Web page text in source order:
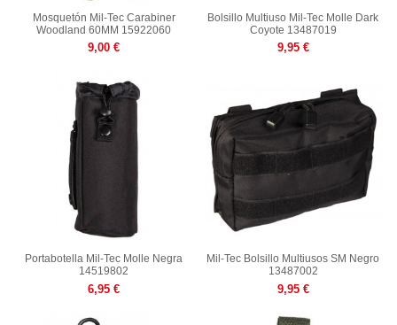
Mosquetón Mil-Tec Carabiner
Woodland 60MM 15922060
9,00 €
Bolsillo Multiuso Mil-Tec Molle Dark
Coyote 13487019
9,95 €
Portabotella Mil-Tec Molle Negra
14519802
6,95 €
Mil-Tec Bolsillo Multiusos SM Negro
13487002
9,95 €